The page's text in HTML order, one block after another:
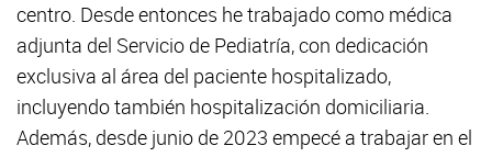
centro. Desde entonces he trabajado como médica
adjunta del Servicio de Pediatría, con dedicación
exclusiva al área del paciente hospitalizado,
incluyendo también hospitalización domiciliaria.
Además, desde junio de 2023 empecé a trabajar en el